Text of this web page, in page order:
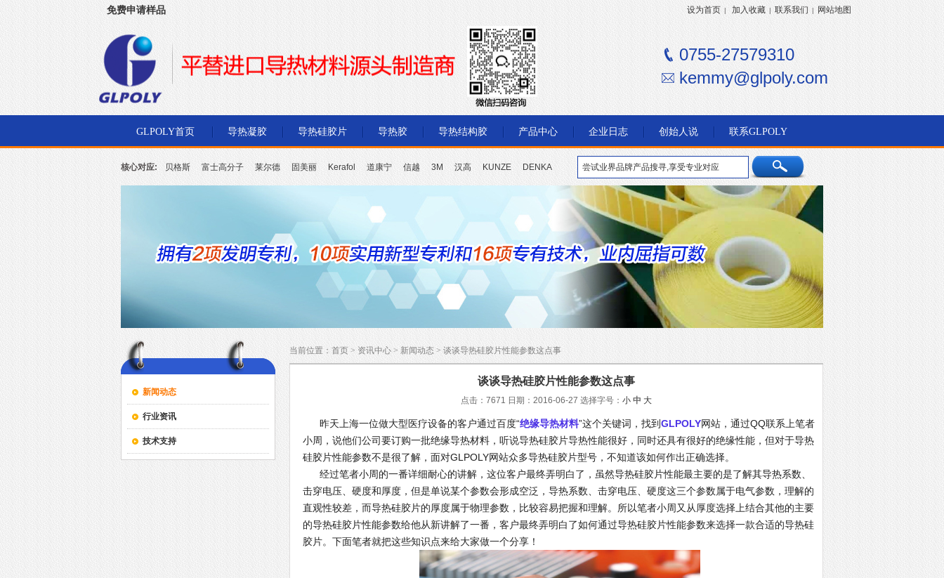
免费申请样品 设为首页 | 加入收藏 | 联系我们 | 网站地图
0755-27579310
kemmy@glpoly.com
GLPOLY首页 导热凝胶 导热硅胶片 导热胶 导热结构胶 产品中心 企业日志 创始人说 联系GLPOLY
核心对应: 贝格斯 富士高分子 莱尔德 固美丽 Kerafol 道康宁 信越 3M 汉高 KUNZE DENKA
新闻动态
行业资讯
技术支持
当前位置： 首页 > 资讯中心 > 新闻动态 > 谈谈导热硅胶片性能参数这点事
谈谈导热硅胶片性能参数这点事
点击：7671 日期：2016-06-27 选择字号： 小 中 大
昨天上海一位做大型医疗设备的客户通过百度“绝缘导热材料”这个关键词，找到GLPOLY网站，通过QQ联系上笔者
小周，说他们公司要订购一批绝缘导热材料，听说导热硅胶片导热性能很好，同时还具有很好的绝缘性能，但对于导热
硅胶片性能参数不是很了解，面对GLPOLY网站众多导热硅胶片型号，不知道该如何作出正确选择。
经过笔者小周的一番详细耐心的讲解，这位客户最终弄明白了，虽然导热硅胶片性能最主要的是了解其导热系数、
击穿电压、硬度和厚度，但是单说某个参数会形成空泛，导热系数、击穿电压、硬度这三个参数属于电气参数，理解的
直观性较差，而导热硅胶片的厚度属于物理参数，比较容易把握和理解。所以笔者小周又从厚度选择上结合其他的主要
的导热硅胶片性能参数给他从新讲解了一番，客户最终弄明白了如何通过导热硅胶片性能参数来选择一款合适的导热硅
胶片。下面笔者就把这些知识点来给大家做一个分享！